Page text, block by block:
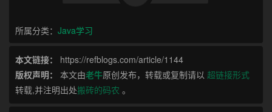
所属分类： Java学习
本文链接：
https://refblogs.com/article/1144
版权声明：
本文由老牛原创发布，转载或复制请以 超链接形式
转载,并注明出处搬砖的码农 。